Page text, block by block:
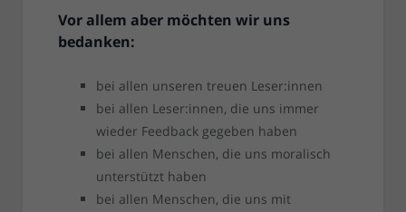
Vor allem aber möchten wir uns
bedanken:
bei allen unseren treuen Leser:innen
bei allen Leser:innen, die uns immer
wieder Feedback gegeben haben
bei allen Menschen, die uns moralisch
unterstützt haben
bei allen Menschen, die uns mit